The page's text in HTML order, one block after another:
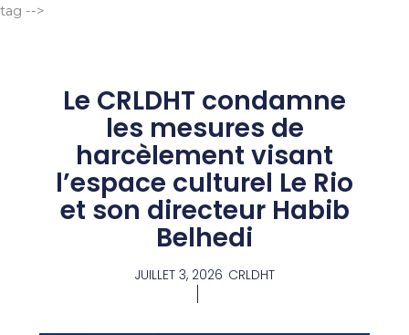
tag -->
Le CRLDHT condamne
les mesures de
harcèlement visant
l’espace culturel Le Rio
et son directeur Habib
Belhedi
JUILLET 3, 2026 CRLDHT